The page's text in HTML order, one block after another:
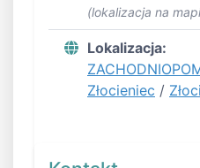
(lokalizacja na
Lokalizacja:
Złocieniec /